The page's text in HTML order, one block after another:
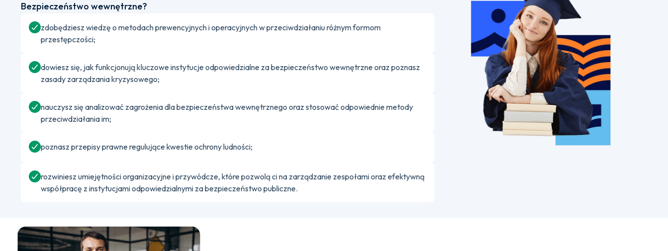
Bezpieczeństwo wewnętrzne?
zdobędziesz wiedzę o metodach prewencyjnych i operacyjnych w przeciwdziałaniu różnym formom
przestępczości;
dowiesz się, jak funkcjonują kluczowe instytucje odpowiedzialne za bezpieczeństwo wewnętrzne oraz poznasz
zasady zarządzania kryzysowego;
nauczysz się analizować zagrożenia dla bezpieczeństwa wewnętrznego oraz stosować odpowiednie metody
przeciwdziałania im;
poznasz przepisy prawne regulujące kwestie ochrony ludności;
rozwiniesz umiejętności organizacyjne i przywódcze, które pozwolą ci na zarządzanie zespołami oraz efektywną
współpracę z instytucjami odpowiedzialnymi za bezpieczeństwo publiczne.